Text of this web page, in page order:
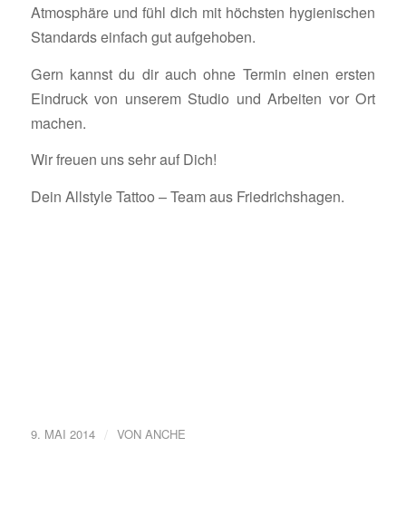
Atmosphäre und fühl dich mit höchsten hygienischen
Standards einfach gut aufgehoben.
Gern kannst du dir auch ohne Termin einen ersten
Eindruck von unserem Studio und Arbeiten vor Ort
machen.
Wir freuen uns sehr auf Dich!
Dein Allstyle Tattoo – Team aus Friedrichshagen.
9. MAI 2014 / VON ANCHE